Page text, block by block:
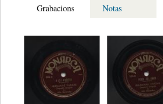
Grabacions Notas